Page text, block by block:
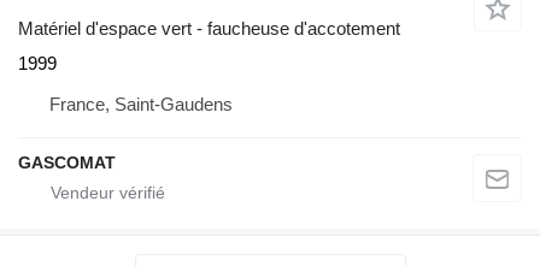
Matériel d'espace vert - faucheuse d'accotement
1999
France, Saint-Gaudens
GASCOMAT